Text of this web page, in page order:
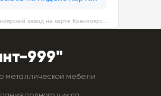
999"
металлической мебели